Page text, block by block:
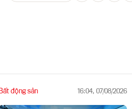
Bất động sản 16:04, 07/08/2026